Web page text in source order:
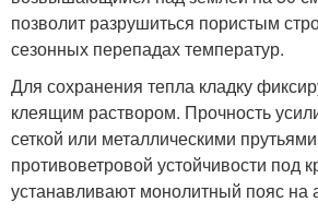
позволит разрушиться пористым
сезонных перепадах температур.
Для сохранения тепла кладку
клеящим раствором. Прочность
сеткой или металлическими
противоветровой устойчивости под
устанавливают монолитный пояс на